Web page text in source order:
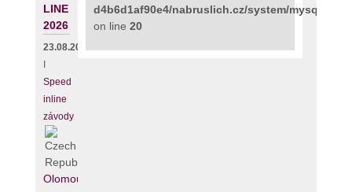
LINE
2026
23.08.2026
Speed
inline
závody
Olomouc
d4b6d1af90e4/nabruslich.cz/system/
on line 20